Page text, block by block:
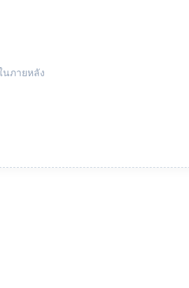
นภายหลัง